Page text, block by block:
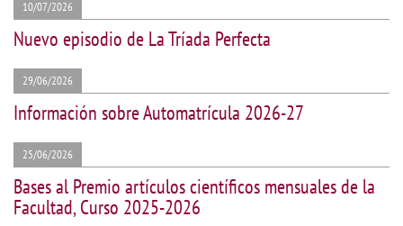
10/07/2026
Nuevo episodio de La Tríada Perfecta
29/06/2026
Información sobre Automatrícula 2026-27
25/06/2026
Bases al Premio artículos científicos mensuales de la
Facultad, Curso 2025-2026